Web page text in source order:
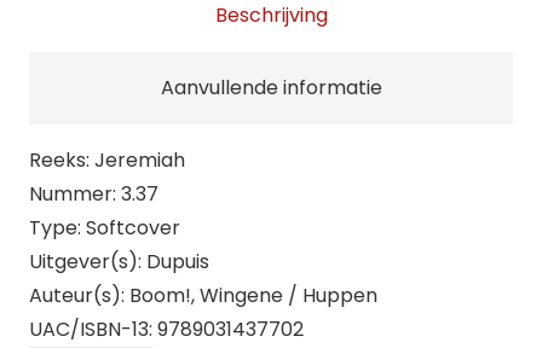
Beschrijving
Aanvullende informatie
Reeks: Jeremiah
Nummer: 3.37
Type: Softcover
Uitgever(s): Dupuis
Auteur(s): Boom!, Wingene / Huppen
UAC/ISBN-13: 9789031437702